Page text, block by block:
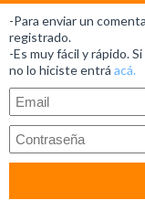
-Para enviar un
registrado.
-Es muy fácil y rápido.
no lo hiciste entrá acá.